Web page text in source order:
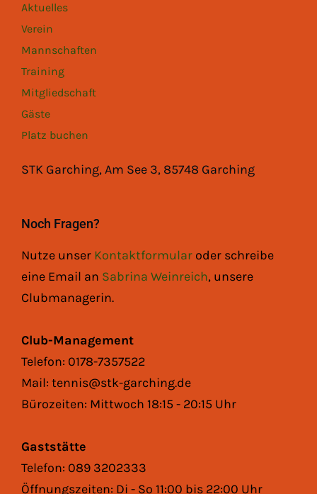
Aktuelles
Verein
Mannschaften
Training
Mitgliedschaft
Gäste
Platz buchen
STK Garching, Am See 3, 85748 Garching
Noch Fragen?
Nutze unser Kontaktformular oder schreibe
eine Email an Sabrina Weinreich, unsere
Clubmanagerin.
Club-Management
Telefon: 0178-7357522
Mail: tennis@stk-garching.de
Bürozeiten: Mittwoch 18:15 - 20:15 Uhr
Gaststätte
Telefon: 089 3202333
Öffnungszeiten: Di - So 11:00 bis 22:00 Uhr